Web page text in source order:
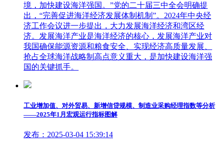
境，加快建设海洋强国。”党的二十届三中全会明确提
出，“完善促进海洋经济发展体制机制”。2024年中央经
济工作会议进一步提出，大力发展海洋经济和湾区经
济。发展海洋产业是海洋经济的核心，发展海洋产业对
我国确保能源资源和粮食安全、实现经济高质量发展、
抢占全球海洋战略制高点意义重大，是加快建设海洋强
国的关键抓手。
工业增加值、对外贸易、新增信贷规模、制造业采购经理指数等分析
——2025年1月宏观运行指标图解
发布：2025-03-04 15:39:14